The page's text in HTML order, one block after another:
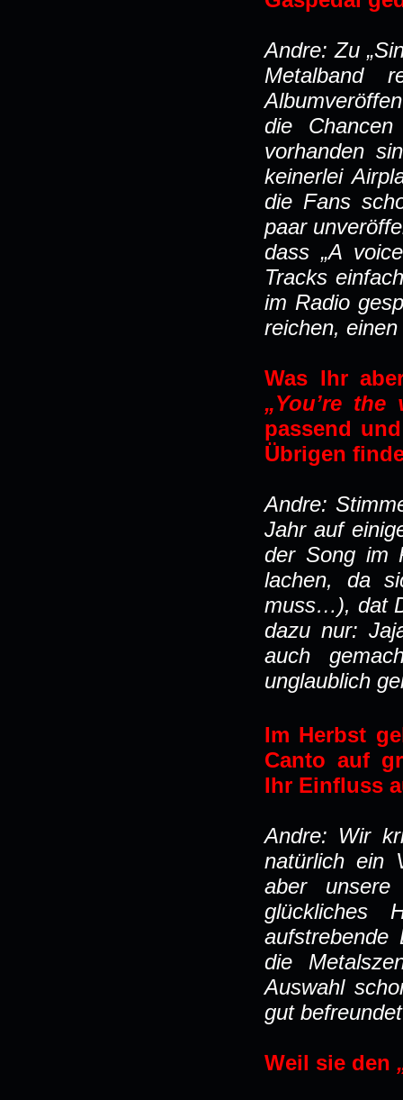
Andre: Zu
Metalband
die
vorhanden
keinerlei
die Fans
paar
dass „A
Tracks
im Radio
reichen,
Was Ihr
„You’re the
passend
Übrigen
Andre:
Jahr auf
der Song im
lachen, da
muss…), dat
dazu nur:
auch
unglaublich
Im Herbst
Canto auf
Ihr Einfluss
Andre: Wir
natürlich ein
aber
glückliches
die
Auswahl
gut
Weil sie den